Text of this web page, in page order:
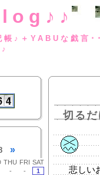
日記帳♪
»
THU FRI SAT
- -
1
切る
悲しい